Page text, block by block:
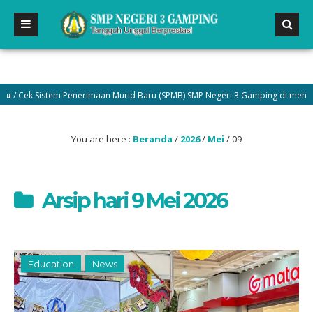
Sistem Penerimaan Murid Baru (SPMB) SMP Negeri 3 Gamping di menu
You are here : Beranda / 2026/ Mei /09
Arsip hari 9 Mei 2026
Education News